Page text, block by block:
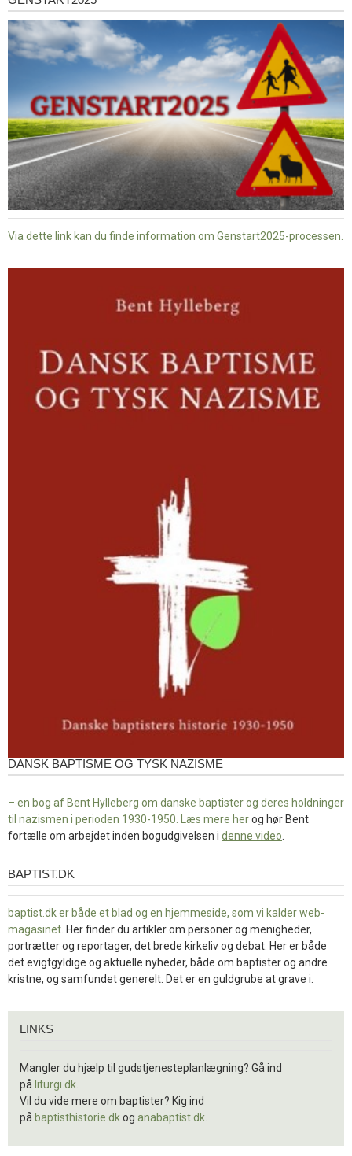
Via dette link kan du finde information om Genstart2025-processen.
DANSK BAPTISME OG TYSK NAZISME
– en bog af Bent Hylleberg om danske baptister og deres holdninger
til nazismen i perioden 1930-1950. Læs mere herog hør Bent
fortælle om arbejdet inden bogudgivelsen i denne video
baptist.dk
BAPTIST.DK
baptist.dk er både et blad og en hjemmeside, som vi kalder web-
magasinet . Her finder du artikler om personer og menigheder,
portrætter og reportager, det brede kirkeliv og debat. Her er både
det evigtgyldige og aktuelle nyheder, både om baptister og andre
kristne, og samfundet generelt. Det er en guldgrube at grave i.
LINKS
Mangler du hjælp til gudstjenesteplanlægning? Gå ind
på liturgi.dk
Vil du vide mere om baptister? Kig ind
på baptisthistorie.dkog anabaptist.dk